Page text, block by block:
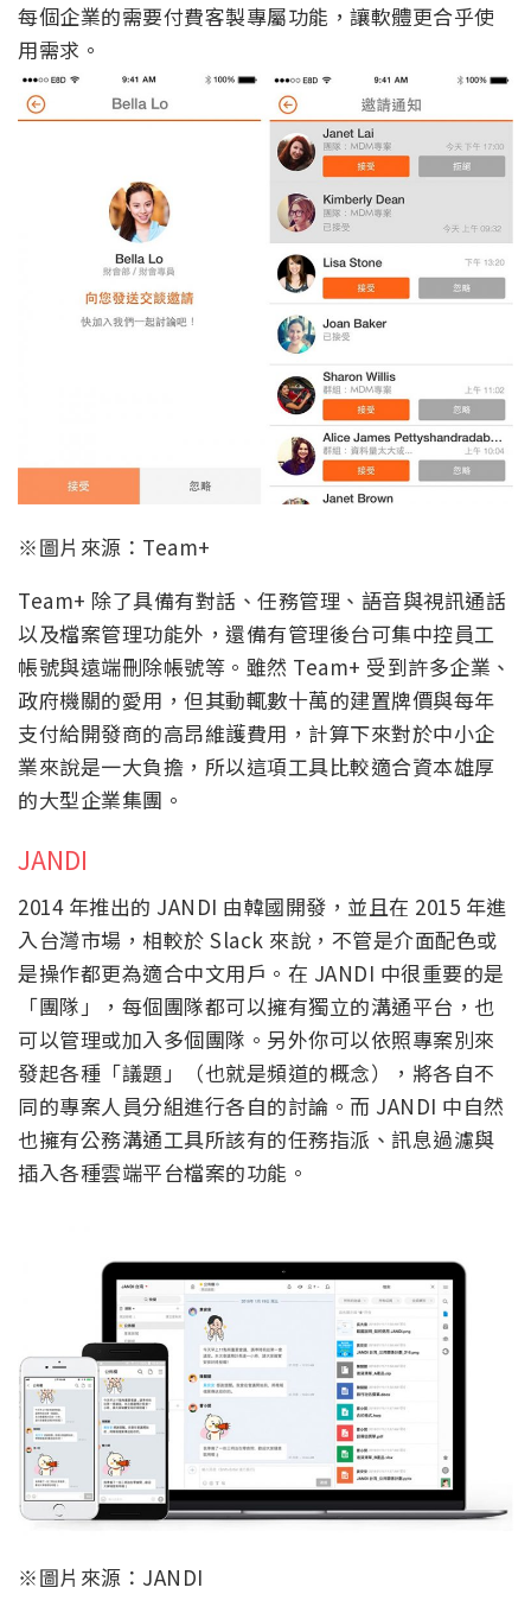
每個企業的需要付費客製專屬功能，讓軟體更合乎使
用需求。
※圖片來源：Team+
Team+ 除了具備有對話、任務管理、語音與視訊通話
以及檔案管理功能外，還備有管理後台可集中控員工
帳號與遠端刪除帳號等。雖然 Team+ 受到許多企業、
政府機關的愛用，但其動輒數十萬的建置牌價與每年
支付給開發商的高昂維護費用，計算下來對於中小企
業來說是一大負擔，所以這項工具比較適合資本雄厚
的大型企業集團。
JANDI
2014 年推出的 JANDI 由韓國開發，並且在 2015 年進
入台灣市場，相較於 Slack 來說，不管是介面配色或
是操作都更為適合中文用戶。在 JANDI 中很重要的是
「團隊」，每個團隊都可以擁有獨立的溝通平台，也
可以管理或加入多個團隊。另外你可以依照專案別來
發起各種「議題」（也就是頻道的概念），將各自不
同的專案人員分組進行各自的討論。而 JANDI 中自然
也擁有公務溝通工具所該有的任務指派、訊息過濾與
插入各種雲端平台檔案的功能。
※圖片來源：JANDI